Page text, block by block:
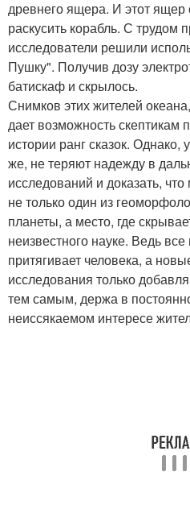
древнего ящера. И этот ящер
раскусить корабль. С трудом
исследователи решили
Пушку". Получив дозу
батискаф и скрылось.
Снимков этих жителей
дает возможность скептикам
истории ранг сказок.
же, не теряют надежду в
исследований и доказать,
не только один из
планеты, а место, где
неизвестного науке. Ведь
притягивает человека, а
исследования только
тем самым, держа в
неиссякаемом интересе